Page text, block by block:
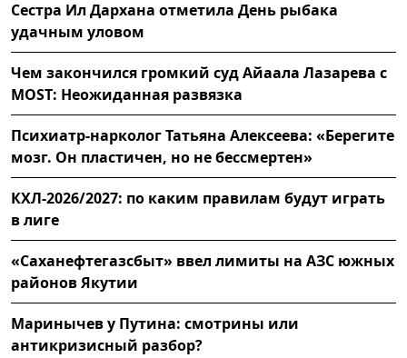
Сестра Ил Дархана отметила День рыбака
удачным уловом
Чем закончился громкий суд Айаала Лазарева с
MOST: Неожиданная развязка
Психиатр-нарколог Татьяна Алексеева: «Берегите
мозг. Он пластичен, но не бессмертен»
КХЛ-2026/2027: по каким правилам будут играть
в лиге
«Саханефтегазсбыт» ввел лимиты на АЗС южных
районов Якутии
Маринычев у Путина: смотрины или
антикризисный разбор?